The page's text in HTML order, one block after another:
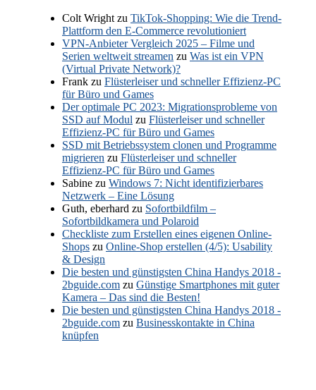
Colt Wright zu TikTok-Shopping: Wie die Trend-
Plattform den E-Commerce revolutioniert
VPN-Anbieter Vergleich 2025 – Filme und
Serien weltweit streamen zu Was ist ein VPN
(Virtual Private Network)?
Frank zu Flüsterleiser und schneller Effizienz-PC
für Büro und Games
Der optimale PC 2023: Migrationsprobleme von
SSD auf Modul zu Flüsterleiser und schneller
Effizienz-PC für Büro und Games
SSD mit Betriebssystem clonen und Programme
migrieren zu Flüsterleiser und schneller
Effizienz-PC für Büro und Games
Sabine zu Windows 7: Nicht identifizierbares
Netzwerk – Eine Lösung
Guth, eberhard zu Sofortbildfilm –
Sofortbildkamera und Polaroid
Checkliste zum Erstellen eines eigenen Online-
Shops zu Online-Shop erstellen (4/5): Usability
& Design
Die besten und günstigsten China Handys 2018 -
2bguide.com zu Günstige Smartphones mit guter
Kamera – Das sind die Besten!
Die besten und günstigsten China Handys 2018 -
2bguide.com zu Businesskontakte in China
knüpfen